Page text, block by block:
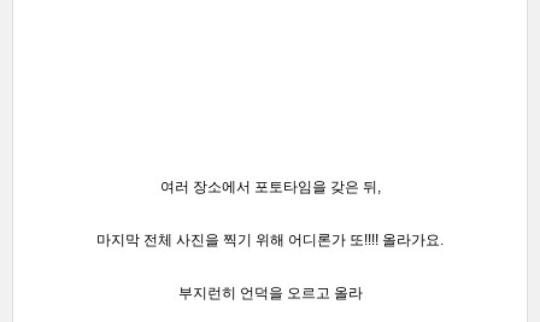
여러 장소에서 포토타임을 갖은 뒤,
마지막 전체 사진을 찍기 위해 어디론가 또!!!! 올라가요.
부지런히 언덕을 오르고 올라